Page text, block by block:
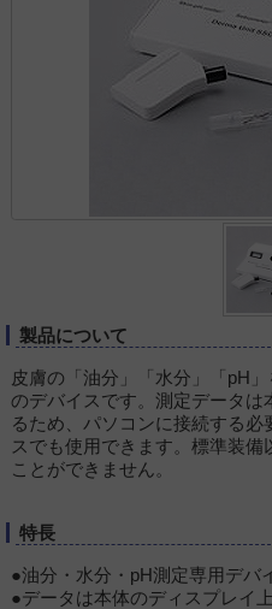
製品について
皮膚の「油分」「水分」「pH
のデバイスです。測定データ
るため、パソコンに接続する
スでも使用できます。標準装
ことができません。
特長
●油分・水分・pH測定専用デバ
●データは本体のディスプレイ